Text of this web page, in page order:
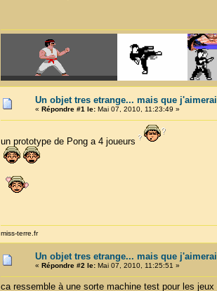
Un objet tres etrange... mais que
« Répondre #1 le:Mai 07, 2010, 11:23:49 »
un prototype de Pong a 4 joueurs
miss-terre.fr
Un objet tres etrange... mais que
« Répondre #2 le:Mai 07, 2010, 11:25:51 »
ca ressemble à une sorte machine test pour les